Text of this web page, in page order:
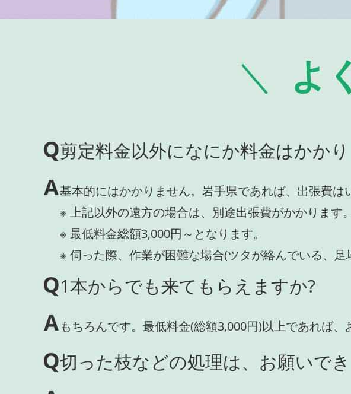
よ
Q剪定料金以外になにか料金はかか
A基本的にはかかりません。岩手県であれば、出張費は
※ 上記以外の遠方の場合は、別途出張費がかかります。
※ 最低料金総額3,000円～となります。
※ 伺った際、作業が困難な場合(ツタが絡んでいる、
Q1本からでも来てもらえますか?
Aもちろんです。最低料金(総額3,000円)以上であれば、
Q切った枝などの処理は、お願いで